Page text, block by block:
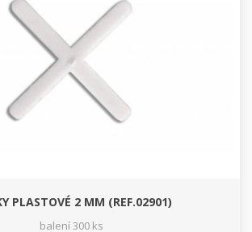
PLASTOVÉ 2 MM (REF.02901)
balení 300 ks